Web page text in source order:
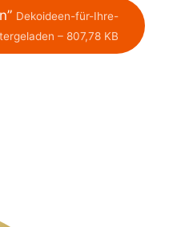
Dekoideen-für-Ihre-
– 807,78 KB